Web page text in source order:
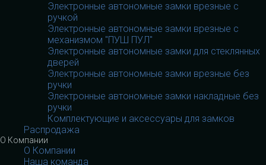
Электронные автономные замки врезные с
ручкой
Электронные автономные замки врезные с
механизмом "ПУШ ПУЛ"
Электронные автономные замки для стеклянных
дверей
Электронные автономные замки врезные без
ручки
Электронные автономные замки накладные без
ручки
Комплектующие и аксессуары для замков
Распродажа
О Компании
О Компании
Наша команда